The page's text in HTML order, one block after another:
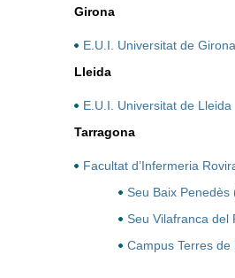
Girona
E.U.I. Universitat de Girona
Lleida
E.U.I. Universitat de Lleida
Tarragona
Facultat d’Infermeria
Seu Baix Penedès
Seu Vilafranca del
Campus Terres de